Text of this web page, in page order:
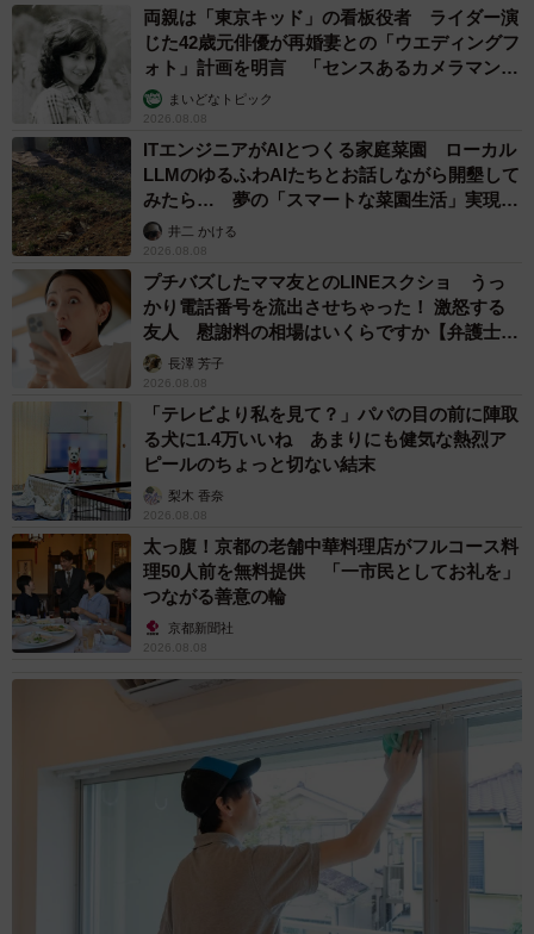
5/24
女医でテンションが上がる青木さん (C)青木光恵
手術までには下剤を飲んだり、剃毛や浣腸、内診を行った
りした青木さん。準備が整うと、ついに手術本番を迎えま
す。麻酔で眠りについた後、覚醒した青木さんは病室にい
ました。すでに手術は終わっており、たくさんの管につな
がれて、両足にマッサージ機が巻かれていたものの、青木
さんは手術に対して「何も怖くなかった」と安堵。そして
「医学ってすごい！」と実感するのでした。
両親は「東京キッド」の看板役者 ライダー演
じた42歳元俳優が再婚妻との「ウエディングフ
ォト」計画を明言 「センスあるカメラマン求
む」まいどなトピック
2026.08.08
ITエンジニアがAIとつくる家庭菜園 ローカル
LLMのゆるふわAIたちとお話しながら開墾して
みたら… 夢の「スマートな菜園生活」実現な
るか井二 かける
2026.08.08
プチバズしたママ友とのLINEスクショ うっ
かり電話番号を流出させちゃった！ 激怒する
友人 慰謝料の相場はいくらですか【弁護士が
解説】長澤 芳子
2026.08.08
「テレビより私を見て？」パパの目の前に陣取
る犬に1.4万いいね あまりにも健気な熱烈ア
ピールのちょっと切ない結末
梨木 香奈
2026.08.08
太っ腹！京都の老舗中華料理店がフルコース料
理50人前を無料提供 「一市民としてお礼を」
つながる善意の輪
京都新聞社
2026.08.08